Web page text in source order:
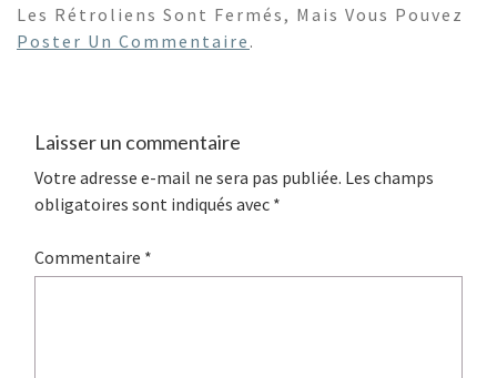
Les Rétroliens Sont Fermés, Mais Vous Pouvez
Poster Un Commentaire .
Laisser un commentaire
Votre adresse e-mail ne sera pas publiée. Les champs
obligatoires sont indiqués avec *
Commentaire *